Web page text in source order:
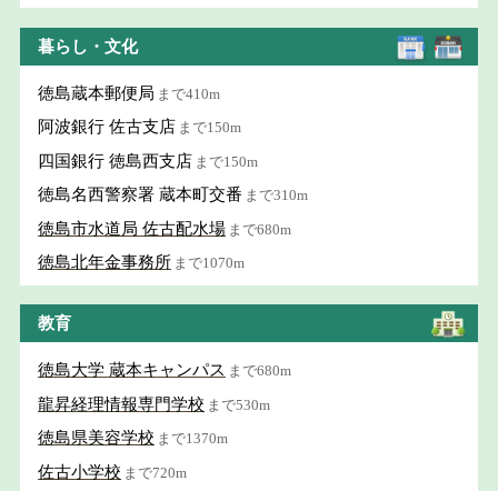
暮らし・文化
徳島蔵本郵便局 まで410m
阿波銀行 佐古支店 まで150m
四国銀行 徳島西支店 まで150m
徳島名西警察署 蔵本町交番 まで310m
徳島市水道局 佐古配水場 まで680m
徳島北年金事務所 まで1070m
教育
徳島大学 蔵本キャンパス まで680m
龍昇経理情報専門学校 まで530m
徳島県美容学校 まで1370m
佐古小学校 まで720m